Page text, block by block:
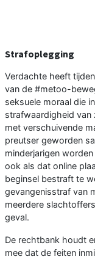
Strafoplegging
Verdachte heeft
van de #metoo-
seksuele moraal die
strafwaardigheid van
met verschuivende
preutser geworden
minderjarigen
ook als dat online
beginsel bestraft te
gevangenisstraf van
meerdere
geval.
De rechtbank houdt
mee dat de feiten